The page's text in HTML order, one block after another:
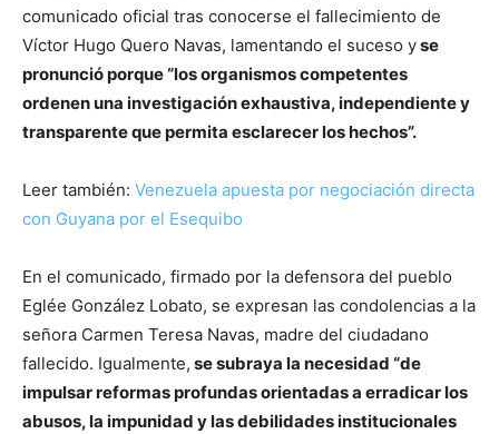
comunicado oficial tras conocerse el fallecimiento de
Víctor Hugo Quero Navas, lamentando el suceso yse
pronunció porque “los organismos competentes
ordenen una investigación exhaustiva, independiente y
transparente que permita esclarecer los hechos”.
Leer también: Venezuela apuesta por negociación directa
con Guyana por el Esequibo
En el comunicado, firmado por la defensora del pueblo
Eglée González Lobato, se expresan las condolencias a la
señora Carmen Teresa Navas, madre del ciudadano
fallecido. Igualmente, se subraya la necesidad “de
impulsar reformas profundas orientadas a erradicar los
abusos, la impunidad y las debilidades institucionales